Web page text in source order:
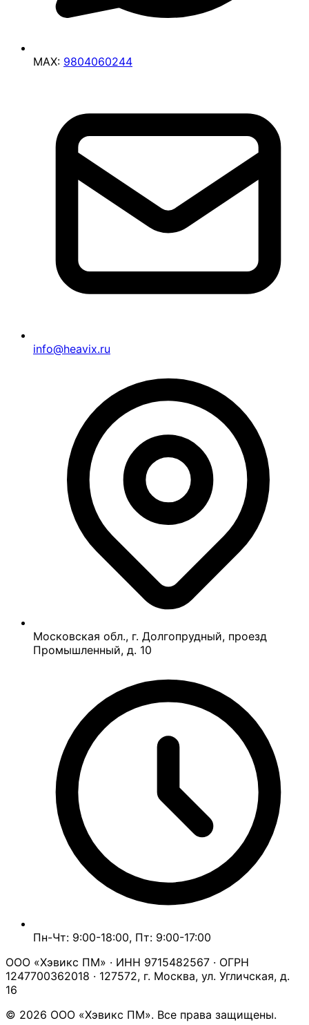
MAX: 9804060244
info@heavix.ru
Московская обл., г. Долгопрудный, проезд
Промышленный, д. 10
Пн-Чт: 9:00-18:00, Пт: 9:00-17:00
ООО «Хэвикс ПМ» · ИНН 9715482567 · ОГРН
1247700362018 · 127572, г. Москва, ул. Угличская, д.
16
© 2026 ООО «Хэвикс ПМ». Все права защищены.